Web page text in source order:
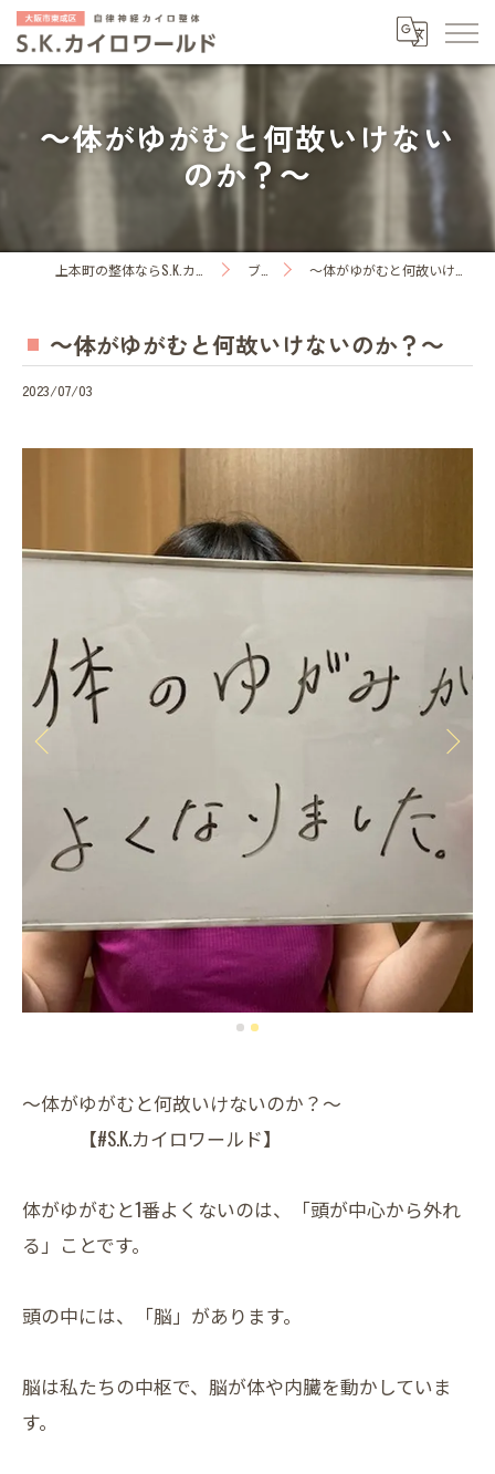
～体がゆがむと何故いけない
のか？～
ブログ ～体がゆがむと何故いけないのか？～
～体がゆがむと何故いけないのか？～
2023/07/03
～体がゆがむと何故いけないのか？～
【#S.K.カイロワールド】
体がゆがむと1番よくないのは、「頭が中心から外れ
る」ことです。
頭の中には、「脳」があります。
脳は私たちの中枢で、脳が体や内臓を動かしていま
す。